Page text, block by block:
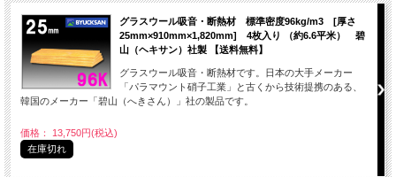
グラスウール吸音・断熱材 標準密度96kg/m3 [厚さ
25mm×910mm×1,820mm] 4枚入り （約6.6平米） 碧
山（ヘキサン）社製 【送料無料】
グラスウール吸音・断熱材です。日本の大手メーカー
「パラマウント硝子工業」と古くから技術提携のある、
韓国のメーカー「碧山（へきさん）」社の製品です。
価格： 13,750円(税込)
在庫切れ